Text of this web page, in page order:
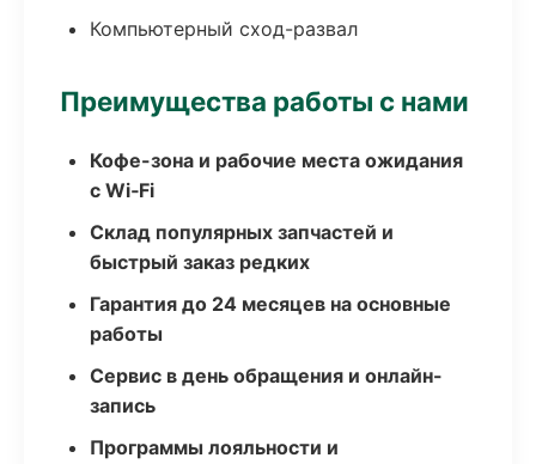
Компьютерный сход-развал
Преимущества работы с нами
Кофе-зона и рабочие места ожидания
с Wi‑Fi
Склад популярных запчастей и
быстрый заказ редких
Гарантия до 24 месяцев на основные
работы
Сервис в день обращения и онлайн-
запись
Программы лояльности и